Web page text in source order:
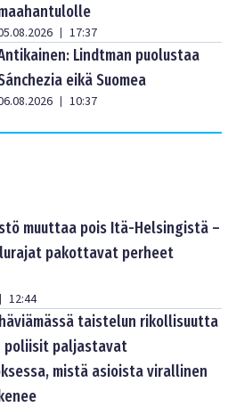
| 17:37
Lindtman puolustaa
eikä Suomea
| 10:37
muuttaa pois Itä-Helsingistä –
pakottavat perheet
| 12:44
taistelun rikollisuutta
poliisit paljastavat
mistä asioista virallinen